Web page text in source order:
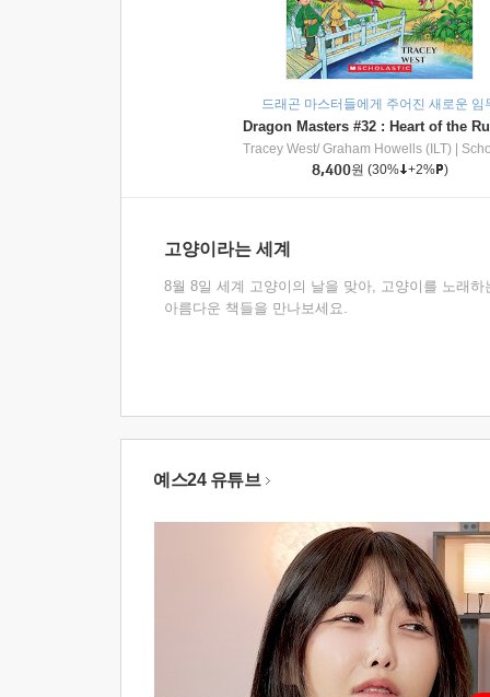
드래곤 마스터들에게 주어진 새로운 임
Tracey West/ Graham Howells (ILT)
8,400원 (30% +2% )
고양이라는 세계
8월 8일 세계 고양이의 날을 맞아, 고양이를 노래하
아름다운 책들을 만나보세요.
예스24 유튜브